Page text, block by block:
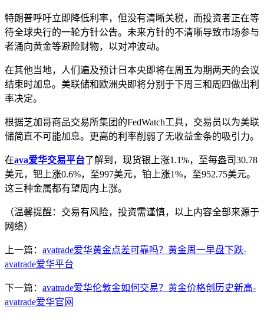
特朗普呼吁立即降低利率，但没有清晰关税，而投资者正在等
待全球央行的一轮方针公告。未来方针的不清晰导致市场参与
者涌向黄金等避险财物，以对冲波动。
在其他当地，人们遍及预计日本央即将在周五为期两天的会议
结束时加息。美联储和欧洲央即将分别于下周三和周四做出利
率决定。
根据芝加哥商品交易所集团的FedWatch工具，交易员以为美联
储简直不可能加息。更高的利率削弱了无收益金条的吸引力。
在ava爱华交易平台了解到，现货银上涨1.1%，至每盎司30.78
美元，钯上涨0.6%，至997美元，铂上涨1%，至952.75美元。
这三种金属都有望周内上涨。
（温馨提醒：交易有风险，投资需谨慎，以上内容全部来源于
网络）
上一篇： avatrade爱华黄金点差可靠吗？黄金周一早盘下跌-
avatrade爱华平台
下一篇： avatrade爱华伦敦金如何交易？黄金价格创历史新高-
avatrade爱华官网